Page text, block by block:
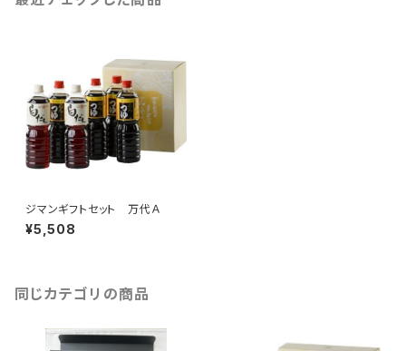
ジマンギフトセット 万代Ａ
¥5,508
同じカテゴリの商品